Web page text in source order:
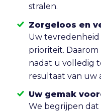
stralen.
Zorgeloos en
Uw
prioriteit.
nadat u volledig
resultaat van uw
Uw gemak
We begrijpen dat